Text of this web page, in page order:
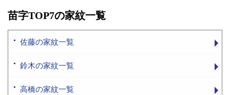
苗字TOP7の家紋一覧
佐藤の家紋一覧
鈴木の家紋一覧
高橋の家紋一覧